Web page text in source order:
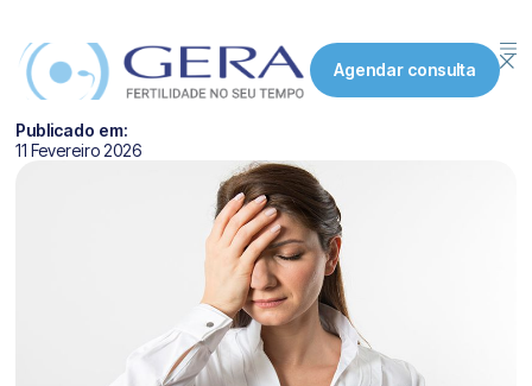
Agendar consulta
Ter cistos nos ovários não é
sinônimo de infertilidade
Publicado em:
11 Fevereiro 2026